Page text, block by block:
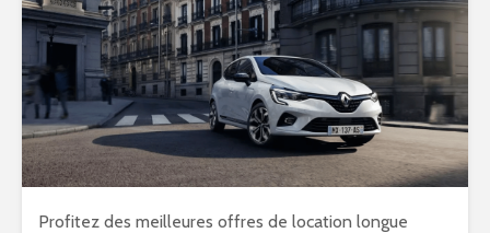
Profitez des meilleures offres de location longue